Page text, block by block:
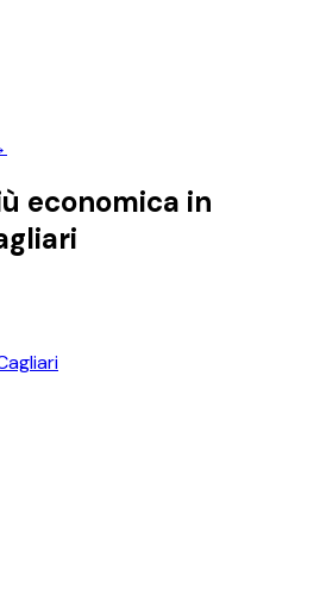
economica in